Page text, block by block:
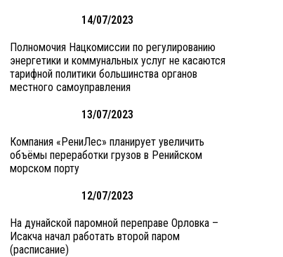
14/07/2023
Полномочия Нацкомиссии по регулированию
энергетики и коммунальных услуг не касаются
тарифной политики большинства органов
местного самоуправления
13/07/2023
Компания «РениЛес» планирует увеличить
объёмы переработки грузов в Ренийском
морском порту
12/07/2023
На дунайской паромной переправе Орловка –
Исакча начал работать второй паром
(расписание)